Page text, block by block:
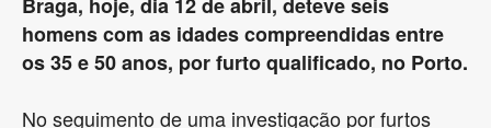
homens com as idades compreendidas entre
os 35 e 50 anos, por furto qualificado, no Porto.
No seguimento de uma investigação por furtos